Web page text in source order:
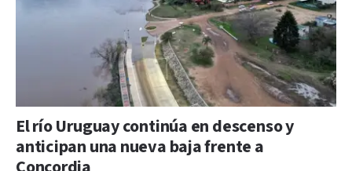
El río Uruguay continúa en descenso y
anticipan una nueva baja frente a